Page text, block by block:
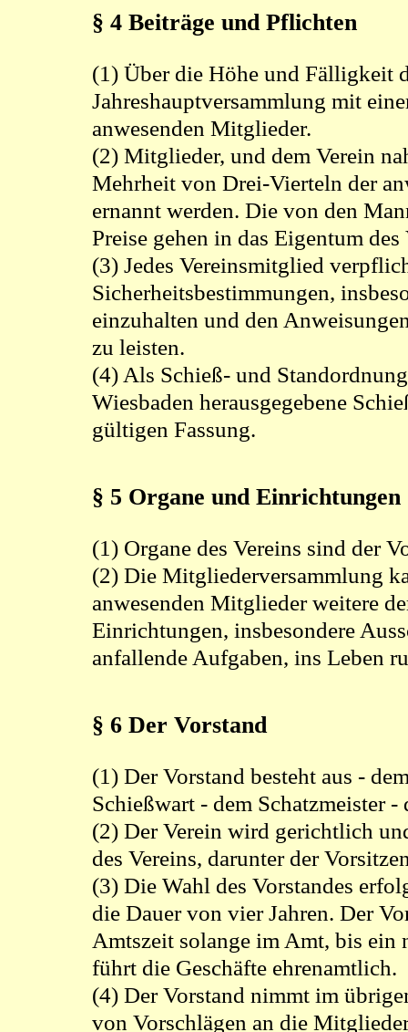
§ 4 Beiträge und Pflichten
(1) Über die Höhe und Fälligkeit
Jahreshauptversammlung mit
anwesenden Mitglieder.
(2) Mitglieder, und dem Verein
Mehrheit von Drei-Vierteln der
ernannt werden. Die von den
Preise gehen in das Eigentum des
(3) Jedes Vereinsmitglied
Sicherheitsbestimmungen,
einzuhalten und den
zu leisten.
(4) Als Schieß- und
Wiesbaden herausgegebene
gültigen Fassung.
§ 5 Organe und Einrichtungen
(1) Organe des Vereins sind der
(2) Die Mitgliederversammlung
anwesenden Mitglieder weitere
Einrichtungen, insbesondere
anfallende Aufgaben, ins Leben
§ 6 Der Vorstand
(1) Der Vorstand besteht aus -
Schießwart - dem Schatzmeister
(2) Der Verein wird gerichtlich
des Vereins, darunter der
(3) Die Wahl des Vorstandes
die Dauer von vier Jahren. Der
Amtszeit solange im Amt, bis ein
führt die Geschäfte ehrenamtlich.
(4) Der Vorstand nimmt im
von Vorschlägen an die